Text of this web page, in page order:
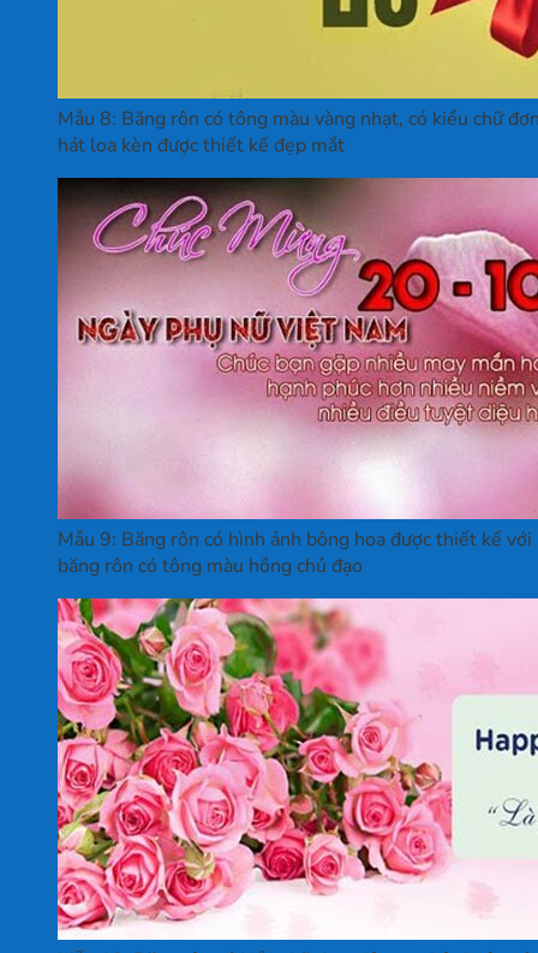
Mẫu 8: Băng rôn có tông màu vàng nhạt, có kiểu chữ
hát loa kèn được thiết kế đẹp mắt
Mẫu 9: Băng rôn có hình ảnh bông hoa được thiết kế
băng rôn có tông màu hồng chủ đạo